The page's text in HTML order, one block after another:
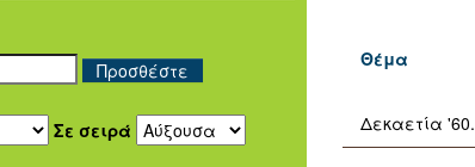
Σε σειρά
Θέμα
Δεκαετία '60.